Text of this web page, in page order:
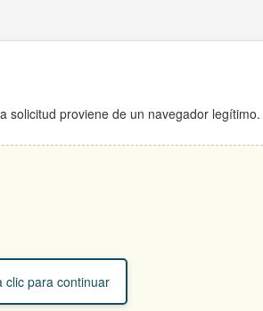
solicitud proviene de un navegador legítimo.
clic para continuar